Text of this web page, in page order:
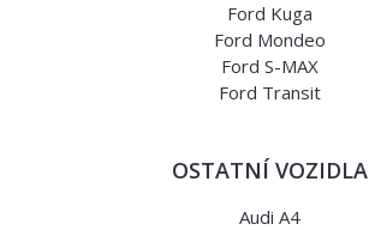
Ford Kuga
Ford Mondeo
Ford S-MAX
Ford Transit
OSTATNÍ VOZIDLA
Audi A4